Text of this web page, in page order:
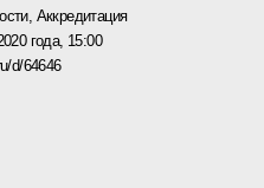
, Аккредитация
года, 15:00
d/64646